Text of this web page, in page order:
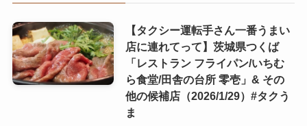
【タクシー運転手さん一番うまい
店に連れてって】茨城県つくば
「レストラン フライパン/いちむ
ら食堂/田舎の台所 零壱」& その
他の候補店（2026/1/29）#タクう
ま